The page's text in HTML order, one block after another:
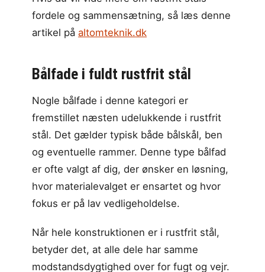
fordele og sammensætning, så læs denne
artikel på altomteknik.dk
Bålfade i fuldt rustfrit stål
Nogle bålfade i denne kategori er
fremstillet næsten udelukkende i rustfrit
stål. Det gælder typisk både bålskål, ben
og eventuelle rammer. Denne type bålfad
er ofte valgt af dig, der ønsker en løsning,
hvor materialevalget er ensartet og hvor
fokus er på lav vedligeholdelse.
Når hele konstruktionen er i rustfrit stål,
betyder det, at alle dele har samme
modstandsdygtighed over for fugt og vejr.